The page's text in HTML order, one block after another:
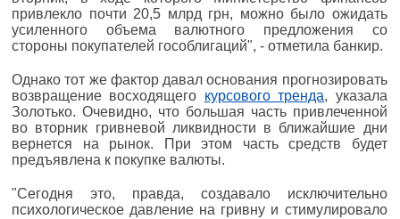
привлекло почти 20,5 млрд грн, можно было ожидать
усиленного объема валютного предложения со
стороны покупателей гособлигаций", - отметила банкир.
Однако тот же фактор давал основания прогнозировать
возвращение восходящего курсового тренда, указала
Золотько. Очевидно, что большая часть привлеченной
во вторник гривневой ликвидности в ближайшие дни
вернется на рынок. При этом часть средств будет
предъявлена к покупке валюты.
"Сегодня это, правда, создавало исключительно
психологическое давление на гривну и стимулировало